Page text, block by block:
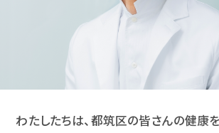
わたしたちは、都筑区の皆さんの健康